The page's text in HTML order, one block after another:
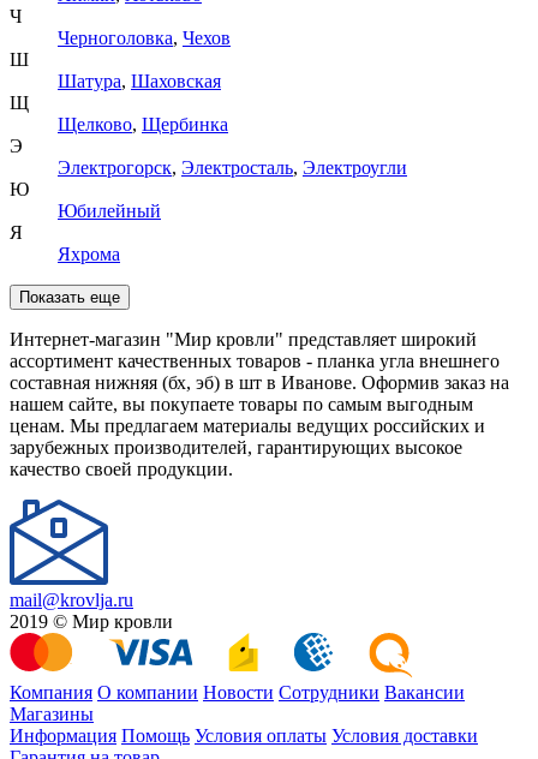
Ч
Черноголовка, Чехов
Ш
Шатура, Шаховская
Щ
Щелково, Щербинка
Э
Электрогорск, Электросталь, Электроугли
Ю
Юбилейный
Я
Яхрома
Показать еще
Интернет-магазин "Мир кровли" представляет широкий
ассортимент качественных товаров - планка угла внешнего
составная нижняя (бх, эб) в шт в Иванове. Оформив заказ на
нашем сайте, вы покупаете товары по самым выгодным
ценам. Мы предлагаем материалы ведущих российских и
зарубежных производителей, гарантирующих высокое
качество своей продукции.
mail@krovlja.ru
2019 © Мир кровли
Компания О компании Новости Сотрудники Вакансии
Магазины
Информация Помощь Условия оплаты Условия доставки